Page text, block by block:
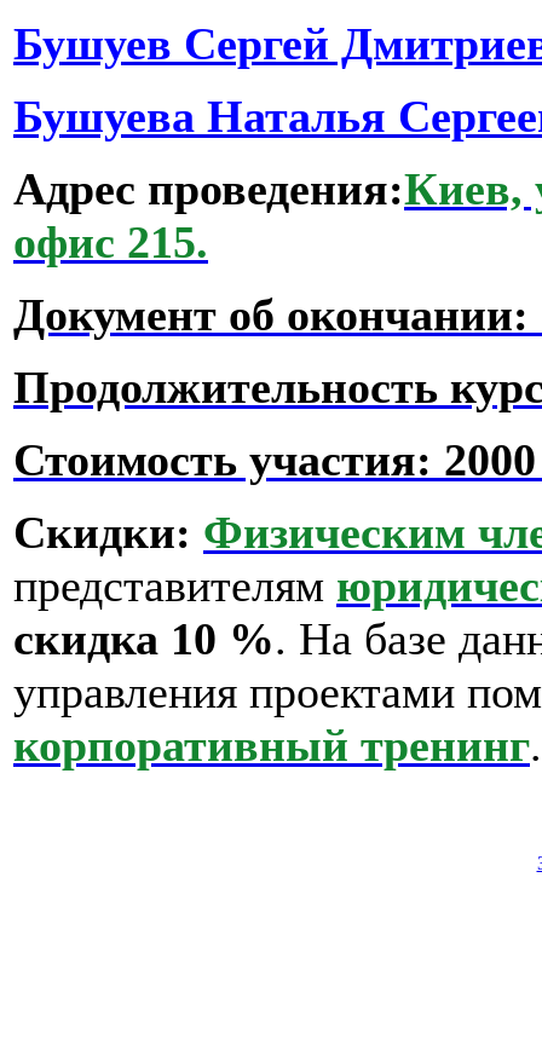
Бушуев Сергей
Бушуева Наталья
Адрес проведения:Киев,
офис 215.
Документ об окончании:
Продолжительность
Стоимость участия:
Скидки: Физическим
представителям
скидка 10 %. На базе
управления проектами
корпоративный тренинг